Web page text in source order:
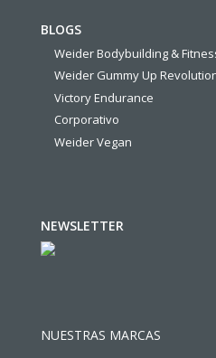
BLOGS
Weider Bodybuilding &
Weider Gummy Up
Victory Endurance
Corporativo
Weider Vegan
NEWSLETTER
NUESTRAS MARCAS